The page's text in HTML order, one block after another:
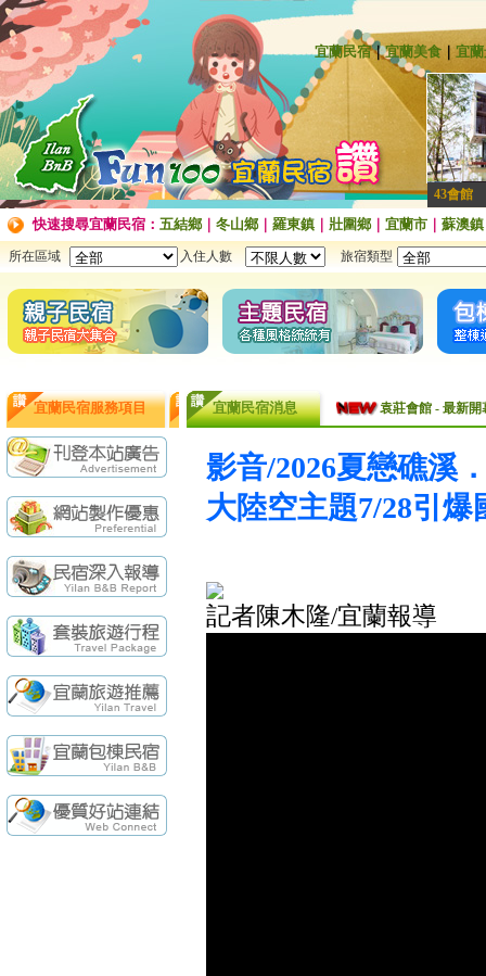
宜蘭民宿｜宜蘭美食 ｜ 宜
43會館
快速搜尋宜蘭民宿： 五結鄉｜ 冬山鄉｜ 羅東鎮 壯圍鄉｜ 宜蘭市 蘇澳鎮
所在區域 入住人數 旅宿類型
宜蘭民宿服務項目 宜蘭民宿消息
袁莊會館 - 最新開
【民宿快訊】
續住再享85折，
【民宿快訊】羅
袁莊會館 - 最
續住再享85折，
【民宿快訊】羅
影音/2026夏戀礁溪
大陸空主題7/28引爆
記者陳木隆/宜蘭報導